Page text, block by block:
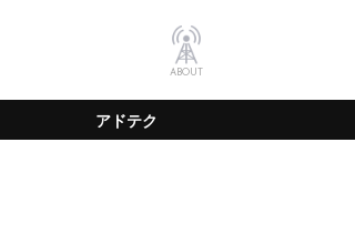
ABOUT
アドテク